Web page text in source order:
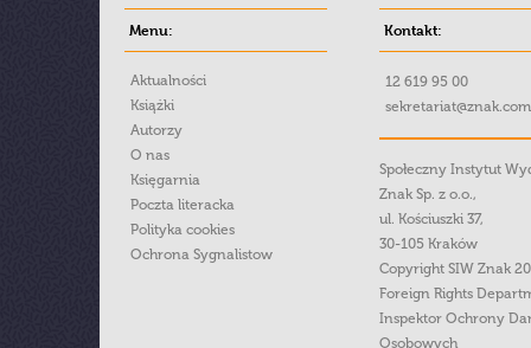
Menu:
Aktualności
Książki
Autorzy
O nas
Księgarnia
Poczta literacka
Polityka cookies
Ochrona Sygnalistow
Kontakt:
12 619 95 00
Społeczny Instytut
Znak Sp. z o.o.,
ul. Kościuszki 37,
30-105 Kraków
Copyright SIW Znak
Foreign Rights
Inspektor Ochrony
Osobowych